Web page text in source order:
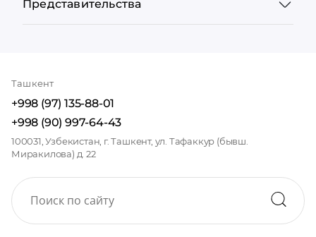
Представительства
Ташкент
+998 (97) 135-88-01
+998 (90) 997-64-43
100031, Узбекистан, г. Ташкент, ул. Тафаккур (бывш.
Миракилова) д. 22